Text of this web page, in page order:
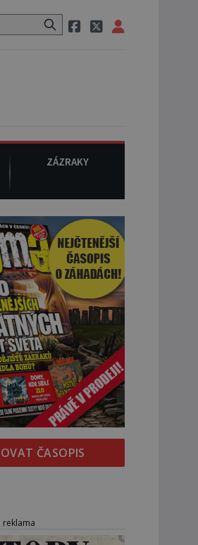
taxi, nasedne do něj a už ho nikdy
ZÁZRAKY
ČASOPIS
reklama